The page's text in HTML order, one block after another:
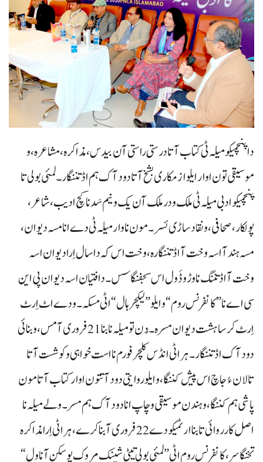
دا پنچمیکو میلہ ٹی کتاب آتا درستی راستی آن بیدس، مذاکرہ، مشاعرہ، و
موسیقی تون اوار ایلو ازمکاری بشخ آتا دود آک ہم اڈ تننگار۔ لمئی بولی تا
پنچمیکو ادبی میلہ ٹی ملک و درملک آن یک و نیم سَد نا کچ ادیب، شاعر،
پولکار، صحافی، و نقاد ساڑی ئسر۔ مون نا وار میلہ ٹی دے انا مسہ دیوان،
مسہ ہند آ اسہ وخت آ اڈ تننگارہ، وخت اس کہ دا سال اِرا دیوان اسہ
وخت آ اڈ تننگ نا وڑ و ڈَول اس سجفنگاسس۔ دافتیان اسہ دیوان پی این
سی اے نا ”کانفرنس روم“ و ایلو ”لیکچرہال“ اٹی مسکہ۔ و دے اٹ اِرٹ
اِرٹ کرسا ہشت دیوان مسرہ۔ دُن تو میلہ نا بنا 21 فروری آ مس، و بنائی
دود آک اڈ تننگار۔ ہراٹی انڈس کلچر فورم نا است خواہی و کوشست آتا
تالان ءُ جاچ اس پیش کننگا، و ایلو روایتی دود آتتون اوار کتاب آتا مون
پاشی ہم کننگا، و ہندن موسیقی و چاپ انا دود آک ہم مسر۔ ولے میلہ نا
اصل کارروائی تا بنا ارٹمیکو دے 22 فروری آ بنا کرے، ہراٹی اِرا مذاکرہ
تخنگاسر، کانفرنس روم اٹی ”لمئی بولی تیٹی شینک مروک پوسکن آ ناول“